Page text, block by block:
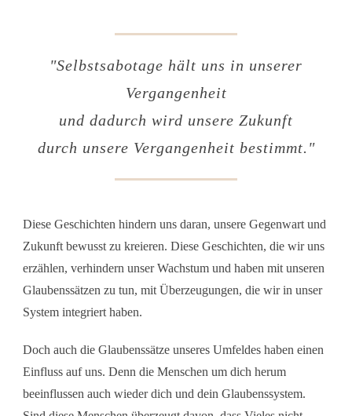
"Selbstsabotage hält uns in unserer
Vergangenheit
und dadurch wird unsere Zukunft
durch unsere Vergangenheit bestimmt."
Diese Geschichten hindern uns daran, unsere Gegenwart und
Zukunft bewusst zu kreieren. Diese Geschichten, die wir uns
erzählen, verhindern unser Wachstum und haben mit unseren
Glaubenssätzen zu tun, mit Überzeugungen, die wir in unser
System integriert haben.
Doch auch die Glaubenssätze unseres Umfeldes haben einen
Einfluss auf uns. Denn die Menschen um dich herum
beeinflussen auch wieder dich und dein Glaubenssystem.